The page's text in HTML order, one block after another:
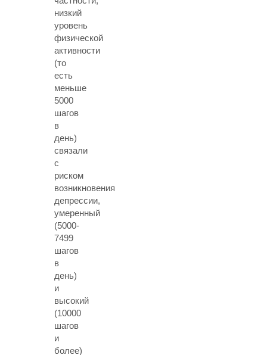
низкий
уровень
физической
активности
(то
есть
меньше
5000
шагов
в
день)
связали
с
риском
возникновения
депрессии,
умеренный
(5000-
7499
шагов
в
день)
и
высокий
(10000
шагов
и
более)